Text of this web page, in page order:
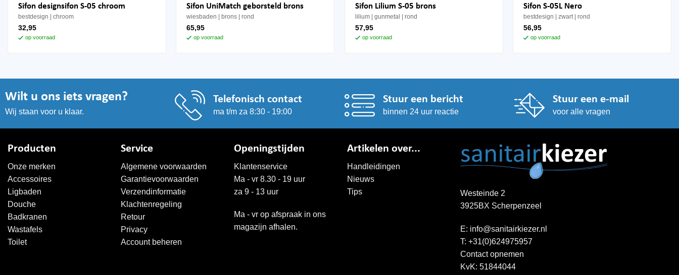
Sifon designsifon S-05 chroom
bestdesign chroom
32,95
op voorraad
Sifon UniMatch geborsteld brons
wiesbaden brons rond
65,95
op voorraad
Sifon Lilium S-05 brons
lilium gunmetal rond
57,95
op voorraad
Sifon S-05L Nero
bestdesign zwart rond
56,95
op voorraad
Wilt u ons iets vragen?
Wij staan voor u klaar.
Telefonisch contact
ma t/m za 8:30 - 19:00
Stuur een bericht
binnen 24 uur reactie
Stuur een e-mail
voor alle vragen
Producten
Onze merken
Accessoires
Ligbaden
Douche
Badkranen
Wastafels
Toilet
Service
Algemene voorwaarden
Garantievoorwaarden
Verzendinformatie
Klachtenregeling
Retour
Privacy
Account beheren
Openingstijden
Klantenservice
Ma - vr 8.30 - 19 uur
za 9 - 13 uur
Ma - vr op afspraak in ons
magazijn afhalen.
Artikelen over...
Handleidingen
Nieuws
Tips
Westeinde 2
3925BX Scherpenzeel
E: info@sanitairkiezer.nl
T: +31(0)624975957
Contact opnemen
KvK: 51844044